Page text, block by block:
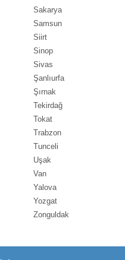
Sakarya
Samsun
Siirt
Sinop
Sivas
Şanlıurfa
Şırnak
Tekirdağ
Tokat
Trabzon
Tunceli
Uşak
Van
Yalova
Yozgat
Zonguldak